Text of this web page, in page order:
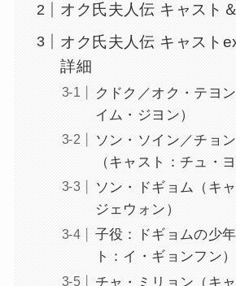
オク氏夫人伝 キャスト
オク氏夫人伝 キャスト
詳細
クドク／オク・テヨ
イム・ジヨン）
ソン・ソイン／チョ
（キャスト：チュ・ヨ
ソン・ドギョム（キ
ジェウォン）
子役：ドギョムの少
ト：イ・ギョンフン）
チャ・ミリョン（キ